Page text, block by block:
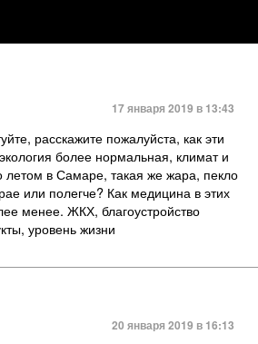
17 января 2019 в 13:43
расскажите пожалуйста, как эти
более нормальная, климат и
летом в Самаре, такая же жара, пекло
или полегче? Как медицина в этих
менее. ЖКХ, благоустройство
уровень жизни
20 января 2019 в 16:13